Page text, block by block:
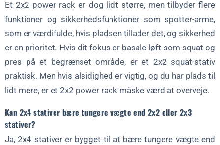
Et 2x2 power rack er dog lidt større, men tilbyder flere
funktioner og sikkerhedsfunktioner som spotter-arme,
som er værdifulde, hvis pladsen tillader det, og sikkerhed
er en prioritet. Hvis dit fokus er basale løft som squat og
pres på et begrænset område, er et 2x2 squat-stativ
praktisk. Men hvis alsidighed er vigtig, og du har plads til
lidt mere, er et 2x2 power rack måske værd at overveje.
Kan 2x4 stativer bære tungere vægte end 2x2 eller 2x3
stativer?
Ja, 2x4 stativer er bygget til at bære tungere vægte end